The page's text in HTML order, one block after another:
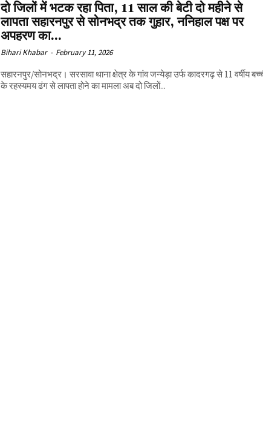
दो जिलों में भटक रहा पिता, 11 साल की बेटी दो महीने से
लापता सहारनपुर से सोनभद्र तक गुहार, ननिहाल पक्ष पर
अपहरण का...
Bihari Khabar - February 11, 2026
सहारनपुर/सोनभद्र। सरसावा थाना क्षेत्र के गांव जन्येड़ा उर्फ कादरगढ़ से 11 वर्षीय
के रहस्यमय ढंग से लापता होने का मामला अब दो जिलों...